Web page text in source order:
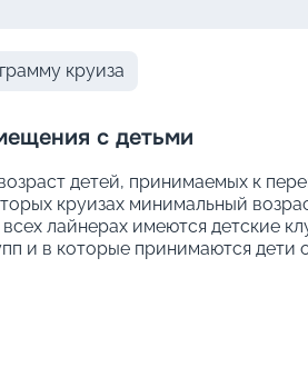
круиза
с детьми
детей, принимаемых к
круизах минимальный
лайнерах имеются детские
и в которые принимаются дети